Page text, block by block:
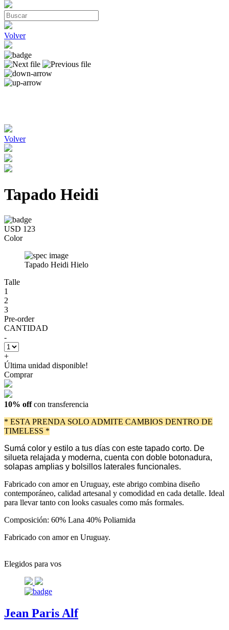
Volver
Volver
Tapado Heidi
USD 123
Color
Tapado Heidi Hielo
Talle
1
2
3
Pre-order
CANTIDAD
-
+
Última unidad disponible!
Comprar
10% offcon transferencia
* ESTA PRENDA SOLO ADMITE CAMBIOS DENTRO DE
TIMELESS *
Sumá color y estilo a tus días con este tapado corto. De
silueta relajada y moderna, cuenta con doble botonadura,
solapas amplias y bolsillos laterales funcionales.
Fabricado con amor en Uruguay, este abrigo combina diseño
contemporáneo, calidad artesanal y comodidad en cada detalle. Ideal
para llevar tanto con looks casuales como más formales.
Composición: 60% Lana 40% Poliamida
Fabricado con amor en Uruguay.
Elegidos para vos
Jean Paris Alf